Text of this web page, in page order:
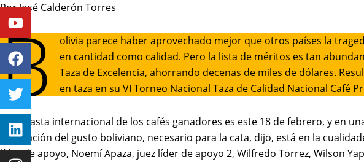
Por José Calderón Torres
B
olivia parece haber aprovechado mejor que otros países la
en cantidad como calidad. Pero la lista de méritos es tan
Taza de Excelencia, ahorrando decenas de miles de dólares.
en taza en su VI Torneo Nacional Taza de Calidad Nacional
La subasta internacional de los cafés ganadores es este 18 de febrero, y en
renovación del gusto boliviano, necesario para la cata, dijo, está en la
líder de apoyo, Noemí Apaza, juez líder de apoyo 2, Wilfredo Torrez, Wilson
Youtube
Facebook
Twitter
Linkedin
Instagram